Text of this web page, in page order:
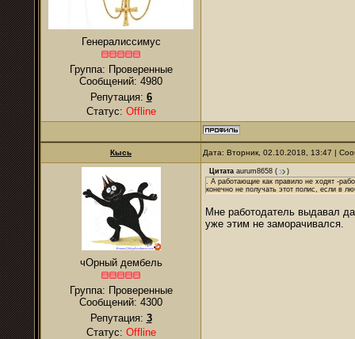
Генералиссимус
Группа: Проверенные
Сообщений: 4980
Репутация: 6
Статус: Offline
Кысь Дата: Вторник, 02.10.2018, 13:47 |
чОрный дембель
Группа: Проверенные
Сообщений: 4300
Репутация: 3
Статус: Offline
Цитата aurum8658 (
)
. А работающие как правило не ходят -
конечно не получать этот полис, если в
Мне работодатель выдавал
уже этим не заморачивался.